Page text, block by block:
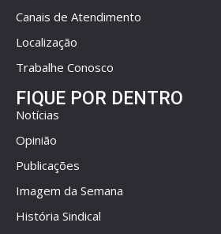
Canais de Atendimento
Localização
Trabalhe Conosco
FIQUE POR DENTRO
Notícias
Opinião
Publicações
Imagem da Semana
História Sindical